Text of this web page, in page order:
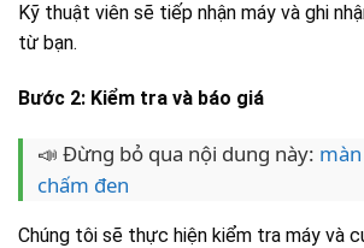
Kỹ thuật viên sẽ tiếp nhận máy và ghi
từ bạn.
Bước 2: Kiểm tra và báo giá
📣 Đừng bỏ qua nội dung này:
chấm đen
Chúng tôi sẽ thực hiện kiểm tra máy và